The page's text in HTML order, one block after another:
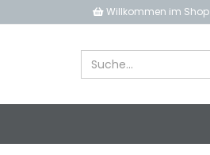
Willkommen im Shop